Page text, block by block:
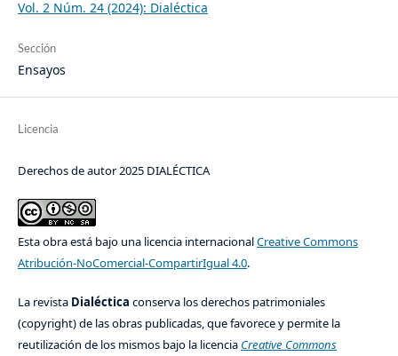
Vol. 2 Núm. 24 (2024): Dialéctica
Sección
Ensayos
Licencia
Derechos de autor 2025 DIALÉCTICA
Esta obra está bajo una licencia internacionalCreative Commons
Atribución-NoComercial-CompartirIgual 4.0.
La revista Dialéctica conserva los derechos patrimoniales
(copyright) de las obras publicadas, que favorece y permite la
reutilización de los mismos bajo la licencia Creative Commons